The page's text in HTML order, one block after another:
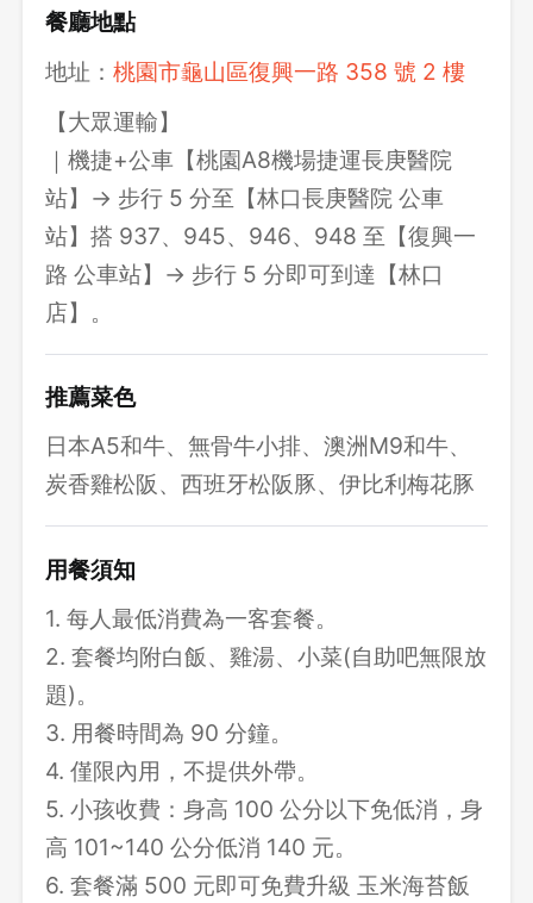
餐廳地點
地址：桃園市龜山區復興一路 358 號 2 樓
【大眾運輸】
｜機捷+公車【桃園A8機場捷運長庚醫院
站】→ 步行 5 分至【林口長庚醫院 公車
站】搭 937、945、946、948 至【復興一
路 公車站】→ 步行 5 分即可到達【林口
店】。
推薦菜色
日本A5和牛、無骨牛小排、澳洲M9和牛、
炭香雞松阪、西班牙松阪豚、伊比利梅花豚
用餐須知
1. 每人最低消費為一客套餐。
2. 套餐均附白飯、雞湯、小菜(自助吧無限放
題)。
3. 用餐時間為 90 分鐘。
4. 僅限內用，不提供外帶。
5. 小孩收費：身高 100 公分以下免低消，身
高 101~140 公分低消 140 元。
6. 套餐滿 500 元即可免費升級 玉米海苔飯